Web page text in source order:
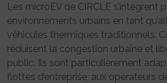
Les microEV de CIRCLE s’intègrent
environnements urbains en tant
véhicules thermiques traditionnels.
réduisent la congestion urbaine et
public. Ils sont particulièrement
flottes d’entreprise, aux opérateurs